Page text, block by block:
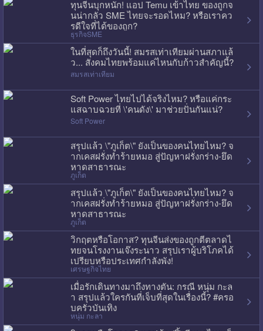
ทุนจีนบุกหนัก! แอป Temu เข้าไทย ของถูกจ
นน่ากลัว SME ไทยจะรอดไหม? หรือเราคว
รดีใจที่ได้ของถูก?
ธุรกิจSME
ในที่สุดก็ถึงวันนี้! สมรสเท่าเทียมผ่านสภาแล้
ว... สังคมไทยพร้อมแค่ไหนกับก้าวสำคัญนี้?
สมรสเท่าเทียม
Soft Power ไทยไปได้จริงไหม? หรือแค่กระ
แสฉาบฉวยที่ \'คนดัง\' มาช่วยปั่นกันแน่?
Soft Power
สรุปแล้ว \"ภูเก็ต\" ยังเป็นของคนไทยไหม? จ
ากเคสฝรั่งทำร้ายหมอ สู่ปัญหาฝรั่งกร่าง-ยึด
หาดสาธารณะ
ภูเก็ต
สรุปแล้ว \"ภูเก็ต\" ยังเป็นของคนไทยไหม? จ
ากเคสฝรั่งทำร้ายหมอ สู่ปัญหาฝรั่งกร่าง-ยึด
หาดสาธารณะ
ภูเก็ต
วิกฤตหรือโอกาส? ทุนจีนส่งของถูกตีตลาดไ
ทยจนโรงงานเจ๊งระนาว สรุปเราผู้บริโภคได้
เปรียบหรือประเทศกำลังพัง!
เศรษฐกิจไทย
เมื่อรักเดินทางมาถึงทางตัน: กรณี หนุ่ม กะล
า สรุปแล้วใครกันที่เจ็บที่สุดในเรื่องนี้? #ครอ
บครัวบันเทิง
หนุ่ม กะลา